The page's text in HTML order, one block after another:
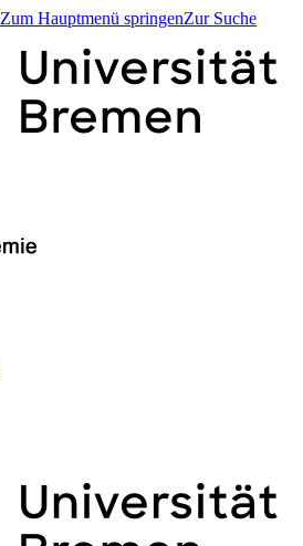
Zum Hauptmenü springenZur Suche